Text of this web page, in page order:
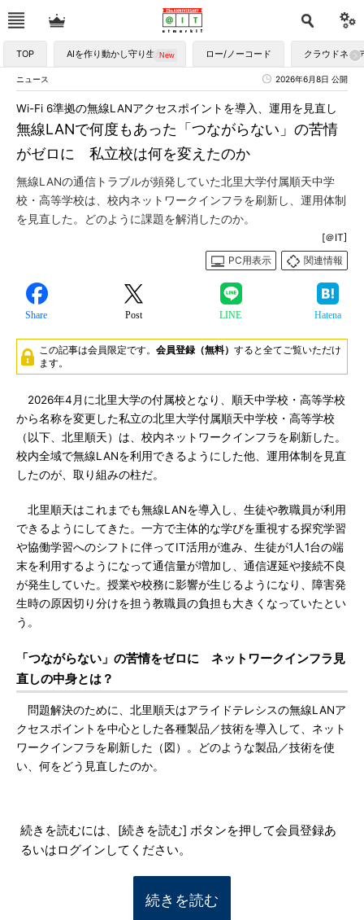
TOP AIを作り動かし守り生かす ロー/ノーコード クラウドネイ
ニュース 2026年6月8日 公開
無線LANで何度もあった「つながらない」の苦情
がゼロに 私立校は何を変えたのか
Wi-Fi 6準拠の無線LANアクセスポイントを導入、運用を見直し
無線LANの通信トラブルが頻発していた北里大学付属順天中学
校・高等学校は、校内ネットワークインフラを刷新し、運用体制
を見直した。どのように課題を解消したのか。
[＠IT]
PC用表示
関連情報
Share Post LINE Hatena
この記事は会員限定です。 会員登録（無料） すると全てご覧いただけ
ます。
2026年4月に北里大学の付属校となり、順天中学校・高等学校
から名称を変更した私立の北里大学付属順天中学校・高等学校
（以下、北里順天）は、校内ネットワークインフラを刷新した。
校内全域で無線LANを利用できるようにした他、運用体制を見直
したのが、取り組みの柱だ。
北里順天はこれまでも無線LANを導入し、生徒や教職員が利用
できるようにしてきた。一方で主体的な学びを重視する探究学習
や協働学習へのシフトに伴ってIT活用が進み、生徒が1人1台の端
末を利用するようになって通信量が増加し、通信遅延や接続不良
が発生していた。授業や校務に影響が生じるようになり、障害発
生時の原因切り分けを担う教職員の負担も大きくなっていたとい
う。
「つながらない」の苦情をゼロに ネットワークインフラ見
直しの中身とは？
問題解決のために、北里順天はアライドテレシスの無線LANア
クセスポイントを中心とした各種製品／技術を導入して、ネット
ワークインフラを刷新した（図）。どのような製品／技術を使
い、何をどう見直したのか。
続きを読むには、[続きを読む] ボタンを押して会員登録あ
るいはログインしてください。
続きを読む